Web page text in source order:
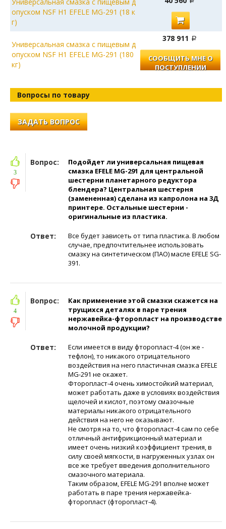
опуском NSF Н1 EFELE MG-291 (18 к
г)
Универсальная смазка с пищевым д
опуском NSF Н1 EFELE MG-291 (180
кг)
378 911
СООБЩИТЬ МНЕ О
ПОСТУПЛЕНИИ
Вопросы по товару
ЗАДАТЬ ВОПРОС
Вопрос:
Подойдет ли универсальная пищевая
смазка EFELE MG-291 для центральной
шестерни планетарного редуктора
блендера? Центральная шестерня
(замененная) сделана из капролона на 3Д
принтере. Остальные шестерни -
оригинальные из пластика.
Ответ:
Все будет зависеть от типа пластика. В любом
случае, предпочтительнее использовать
смазку на синтетическом (ПАО) масле EFELE SG-
391.
3
Вопрос:
Как применение этой смазки скажется на
трущихся деталях в паре трения
нержавейка-фторопласт на производстве
молочной продукции?
Ответ:
Если имеется в виду фторопласт-4 (он же -
тефлон), то никакого отрицательного
воздействия на него пластичная смазка EFELE
MG-291 не окажет.
Фторопласт-4 очень химостойкий материал,
может работать даже в условиях воздействия
щелочей и кислот, поэтому смазочные
материалы никакого отрицательного
действия на него не оказывают.
Не смотря на то, что фторопласт-4 сам по себе
отличный антифрикционный материал и
имеет очень низкий коэффициент трения, в
силу своей мягкости, в нагруженных узлах он
все же требует введения дополнительного
смазочного материала.
Таким образом, EFELE MG-291 вполне может
работать в паре трения нержавейка-
фторопласт (фторопласт-4).
4